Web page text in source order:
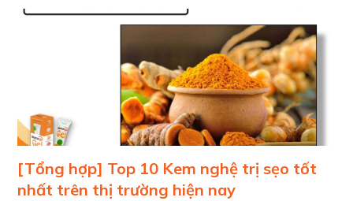
[Tổng hợp] Top 10 Kem nghệ trị sẹo tốt
nhất trên thị trường hiện nay